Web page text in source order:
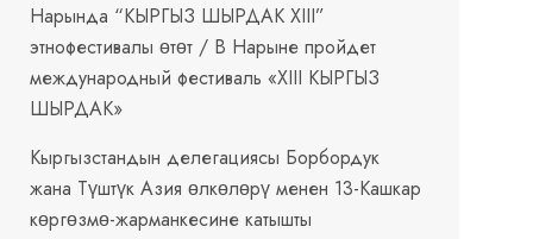
Нарында “КЫРГЫЗ ШЫРДАК XIII”
этнофестивалы өтөт / В Нарыне пройдет
международный фестиваль «XIII КЫРГЫЗ
ШЫРДАК»
Кыргызстандын делегациясы Борбордук
жана Түштүк Азия өлкөлөрү менен 13-Кашкар
көргөзмө-жарманкесине катышты